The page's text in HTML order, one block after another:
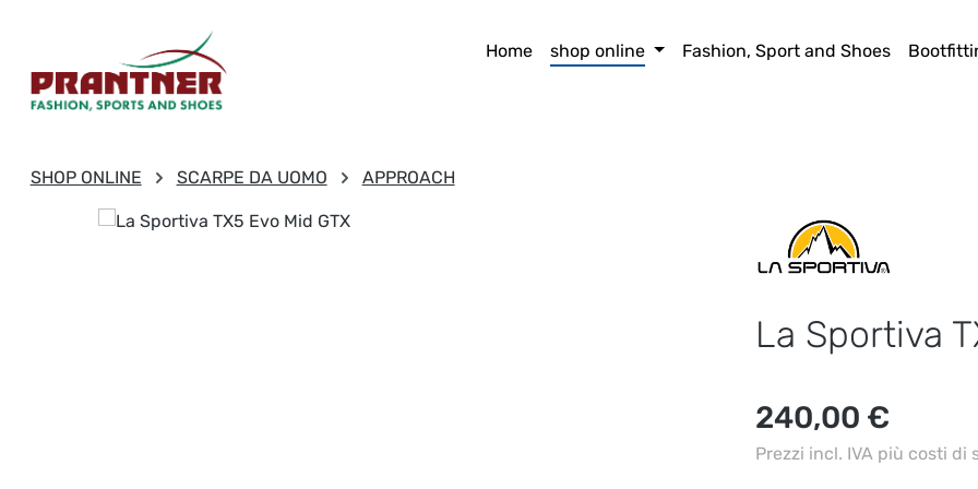
Home
shop online Fashion, Sport and Shoes
SHOP ONLINE SCARPE DA UOMO APPROACH
Salta la galleria di immagini
La Sportiva
Prezzo normale:
240,00 €
Prezzi incl. IVA più costi di